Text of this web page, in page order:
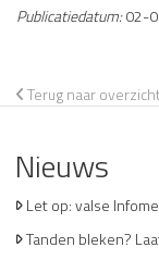
Publicatiedatum:02-
Terug naar
Nieuws
Let op: valse
Tanden bleken?